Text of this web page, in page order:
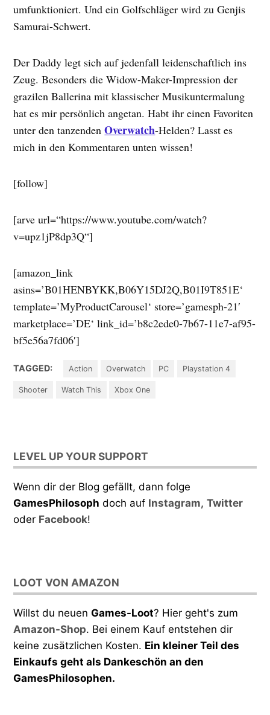
umfunktioniert. Und ein Golfschläger wird zu Genjis
Samurai-Schwert.
Der Daddy legt sich auf jedenfall leidenschaftlich ins
Zeug. Besonders die Widow-Maker-Impression der
grazilen Ballerina mit klassischer Musikuntermalung
hat es mir persönlich angetan. Habt ihr einen Favoriten
unter den tanzendenOverwatch-Helden? Lasst es
mich in den Kommentaren unten wissen!
[follow]
[arve url=“https://www.youtube.com/watch?
v=upz1jP8dp3Q“]
[amazon_link
asins=’B01HENBYKK,B06Y15DJ2Q,B01I9T851E‘
template=’MyProductCarousel‘ store=’gamesph-21′
marketplace=’DE‘ link_id=’b8c2ede0-7b67-11e7-af95-
bf5e56a7fd06′]
TAGGED: Action Overwatch PC Playstation 4
Shooter Watch This Xbox One
LEVEL UP YOUR SUPPORT
Wenn dir der Blog gefällt, dann folge
GamesPhilosoph doch auf Instagram,Twitter
oder Facebook!
LOOT VON AMAZON
Willst du neuenGames-Loot? Hier geht's zum
Amazon-Shop. Bei einem Kauf entstehen dir
keine zusätzlichen Kosten. Ein kleiner Teil des
Einkaufs geht als Dankeschön an den
GamesPhilosophen.